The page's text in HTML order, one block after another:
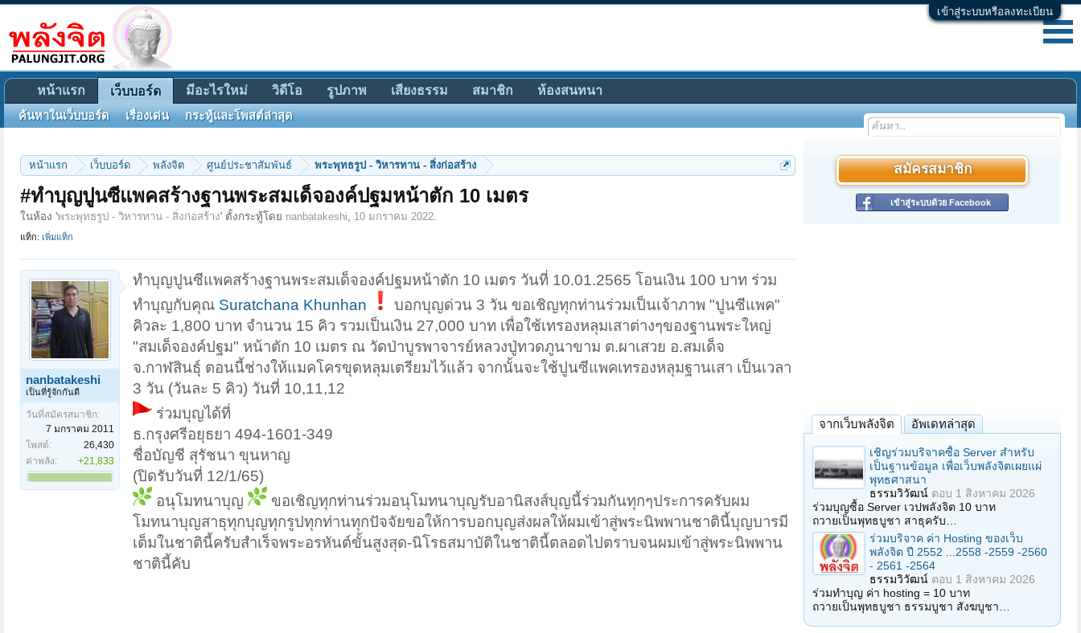
เข้าสู่ระบบหรือลงทะเบียน
หน้าแรก เว็บบอร์ด พลังจิต ศูนย์ประชาสัมพันธ์ พระพุทธรูป - วิหารทาน - สิ่งก่อสร้าง
#ทำบุญปูนซีแพคสร้างฐานพระสมเด็จองค์ปฐมหน้าตัก 10 เมตร
ในห้อง 'พระพุทธรูป - วิหารทาน - สิ่งก่อสร้าง' ตั้งกระทู้โดย nanbatakeshi, 10 มกราคม 2022.
แท็ก: เพิ่มแท็ก
nanbatakeshi
เป็นที่รู้จักกันดี
วันที่สมัครสมาชิก:
7 มกราคม 2011
โพสต์:
26,430
ค่าพลัง:
+21,833
ทำบุญปูนซีแพคสร้างฐานพระสมเด็จองค์ปฐมหน้าตัก 10 เมตร วันที่ 10.01.2565 โอนเงิน 100 บาท ร่วม
ทำบุญกับคุณ Suratchana Khunhan
บอกบุญด่วน 3 วัน ขอเชิญทุกท่านร่วมเป็นเจ้าภาพ "ปูนซีแพค"
คิวละ 1,800 บาท จำนวน 15 คิว รวมเป็นเงิน 27,000 บาท เพื่อใช้เทรองหลุมเสาต่างๆของฐานพระใหญ่
"สมเด็จองค์ปฐม" หน้าตัก 10 เมตร ณ วัดป่าบูรพาจารย์หลวงปู่ทวดภูนาขาม ต.ผาเสวย อ.สมเด็จ
จ.กาฬสินธุ์ ตอนนี้ช่างให้แมคโครขุดหลุมเตรียมไว้แล้ว จากนั้นจะใช้ปูนซีแพคเทรองหลุมฐานเสา เป็นเวลา
3 วัน (วันละ 5 คิว) วันที่ 10,11,12
ร่วมบุญได้ที่
ธ.กรุงศรีอยุธยา 494-1601-349
ชื่อบัญชี สุรัชนา ขุนหาญ
(ปิดรับวันที่ 12/1/65)
อนุโมทนาบุญ
ขอเชิญทุกท่านร่วมอนุโมทนาบุญรับอานิสงส์บุญนี้ร่วมกันทุกๆประการครับผม
โมทนาบุญสาธุทุกบุญทุกรูปทุกท่านทุกปัจจัยขอให้การบอกบุญส่งผลให้ผมเข้าสู่พระนิพพานชาตินี้บุญบารมี
เต็มในชาตินี้ครับสำเร็จพระอรหันต์ขั้นสูงสุด-นิโรธสมาบัติในชาตินี้ตลอดไปตราบจนผมเข้าสู่พระนิพพาน
ชาตินี้คับ
สมัครสมาชิก
เข้าสู่ระบบด้วย Facebook
จากเว็บพลังจิต อัพเดทล่าสุด
เชิญร่วมบริจาคซื้อ Server สำหรับ
เป็นฐานข้อมูล เพื่อเว็บพลังจิตเผยแผ่
พุทธศาสนา
ธรรมวิวัฒน์ ตอบ 1 สิงหาคม 2026
ร่วมบุญซื้อ Server เวปพลังจิต 10 บาท
ถวายเป็นพุทธบูชา สาธุครับ…
ร่วมบริจาค ค่า Hosting ของเว็บ
พลังจิต ปี 2552 ...2558 -2559 -2560
- 2561 -2564
ธรรมวิวัฒน์ ตอบ 1 สิงหาคม 2026
ร่วมทำบุญ ค่า hosting = 10 บาท
ถวายเป็นพุทธบูชา ธรรมบูชา สังฆบูชา…
หน้าแรก เว็บบอร์ด
ค้นหาในเว็บบอร์ด เรื่องเด่น กระทู้และโพสต์ล่าสุด
มีอะไรใหม่ วิดีโอ รูปภาพ เสียงธรรม สมาชิก ห้องสนทนา